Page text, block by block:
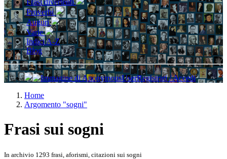
Frasi divertenti
Proverbi
Auguri
Varie
Indici A-Z
Blog
Registrati / Accedi
Home
Argomento "sogni"
Frasi sui sogni
In archivio 1293 frasi, aforismi, citazioni sui sogni